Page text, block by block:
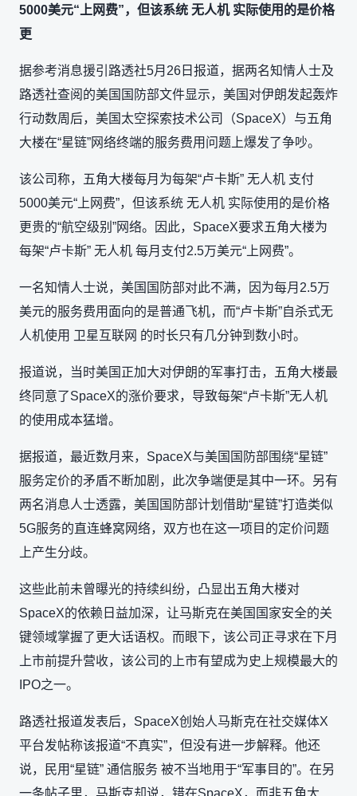
5000美元“上网费”，但该系统 无人机 实际使用的是价格
更
据参考消息援引路透社5月26日报道，据两名知情人士及
路透社查阅的美国国防部文件显示，美国对伊朗发起轰炸
行动数周后，美国太空探索技术公司（SpaceX）与五角
大楼在“星链”网络终端的服务费用问题上爆发了争吵。
该公司称，五角大楼每月为每架“卢卡斯” 无人机 支付
5000美元“上网费”，但该系统 无人机 实际使用的是价格
更贵的“航空级别”网络。因此，SpaceX要求五角大楼为
每架“卢卡斯” 无人机 每月支付2.5万美元“上网费”。
一名知情人士说，美国国防部对此不满，因为每月2.5万
美元的服务费用面向的是普通飞机，而“卢卡斯”自杀式无
人机使用 卫星互联网 的时长只有几分钟到数小时。
报道说，当时美国正加大对伊朗的军事打击，五角大楼最
终同意了SpaceX的涨价要求，导致每架“卢卡斯”无人机
的使用成本猛增。
据报道，最近数月来，SpaceX与美国国防部围绕“星链”
服务定价的矛盾不断加剧，此次争端便是其中一环。另有
两名消息人士透露，美国国防部计划借助“星链”打造类似
5G服务的直连蜂窝网络，双方也在这一项目的定价问题
上产生分歧。
这些此前未曾曝光的持续纠纷，凸显出五角大楼对
SpaceX的依赖日益加深，让马斯克在美国国家安全的关
键领域掌握了更大话语权。而眼下，该公司正寻求在下月
上市前提升营收，该公司的上市有望成为史上规模最大的
IPO之一。
路透社报道发表后，SpaceX创始人马斯克在社交媒体X
平台发帖称该报道“不真实”，但没有进一步解释。他还
说，民用“星链” 通信服务 被不当地用于“军事目的”。在另